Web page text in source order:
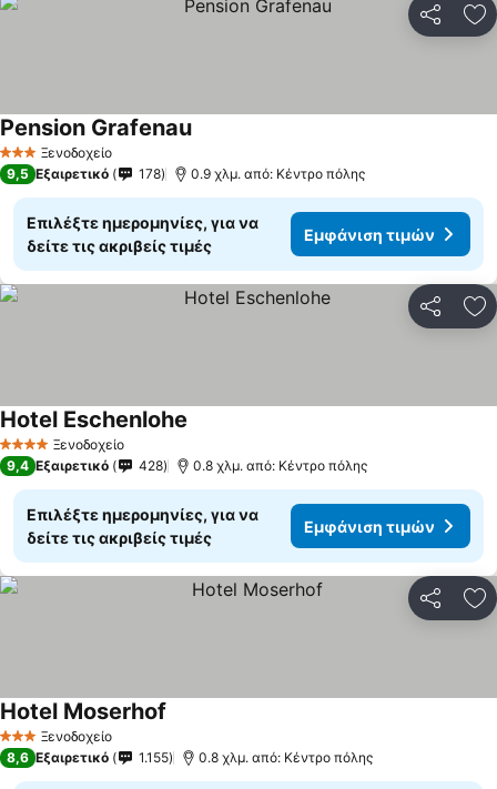
3 ΑστέριαΞενοδοχείο
Pension Grafenau
9,5 Εξαιρετικό 178 0.9 χλμ. από: Κέντρο πόλης
Επιλέξτε ημερομηνίες, για να
δείτε τις ακριβείς τιμές
Εμφάνιση τιμών
4 ΑστέριαΞενοδοχείο
Hotel Eschenlohe
9,4 Εξαιρετικό 428 0.8 χλμ. από: Κέντρο πόλης
Επιλέξτε ημερομηνίες, για να
δείτε τις ακριβείς τιμές
Εμφάνιση τιμών
3 ΑστέριαΞενοδοχείο
Hotel Moserhof
8,6 Εξαιρετικό 1.155 0.8 χλμ. από: Κέντρο πόλης